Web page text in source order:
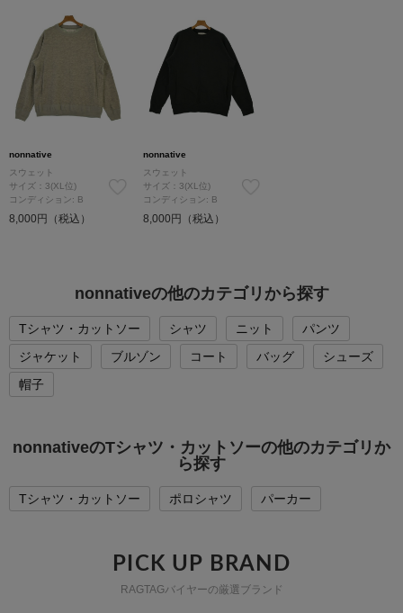
nonnative
スウェット
サイズ：3(XL位)
コンディション: B
8,000円（税込）
nonnative
スウェット
サイズ：3(XL位)
コンディション: B
8,000円（税込）
nonnativeの他のカテゴリから探す
Tシャツ・カットソー シャツ ニット
パンツ
ジャケット
ブルゾン コート バッグ
シューズ
帽子
nonnativeのTシャツ・カットソーの他のカテゴリか
ら探す
Tシャツ・カットソー ポロシャツ パーカー
PICK UP BRAND
RAGTAGバイヤーの厳選ブランド